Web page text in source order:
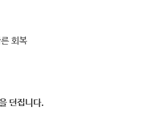
회복
던집니다.